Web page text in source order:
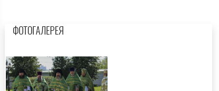
ФОТОГАЛЕРЕЯ